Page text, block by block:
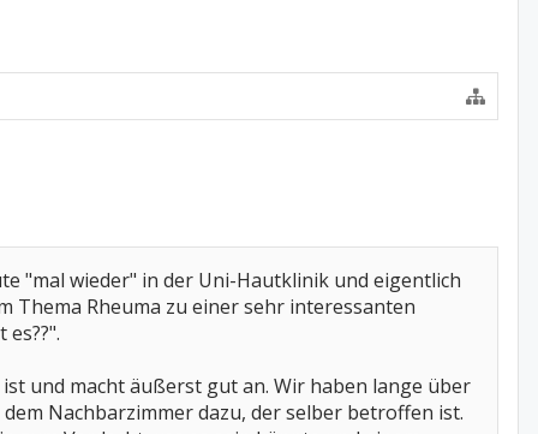
"mal wieder" in der Uni-Hautklinik und eigentlich
Thema Rheuma zu einer sehr interessanten
und macht äußerst gut an. Wir haben lange über
Nachbarzimmer dazu, der selber betroffen ist.